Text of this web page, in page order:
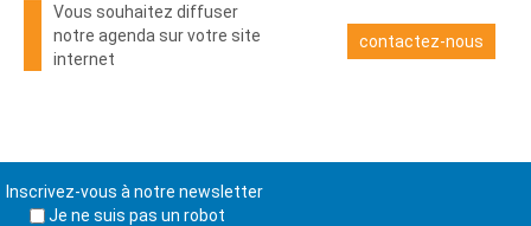
Vous souhaitez diffuser
notre agenda sur votre site
internet
contactez-nous
Inscrivez-vous à notre newsletter
Je ne suis pas un robot